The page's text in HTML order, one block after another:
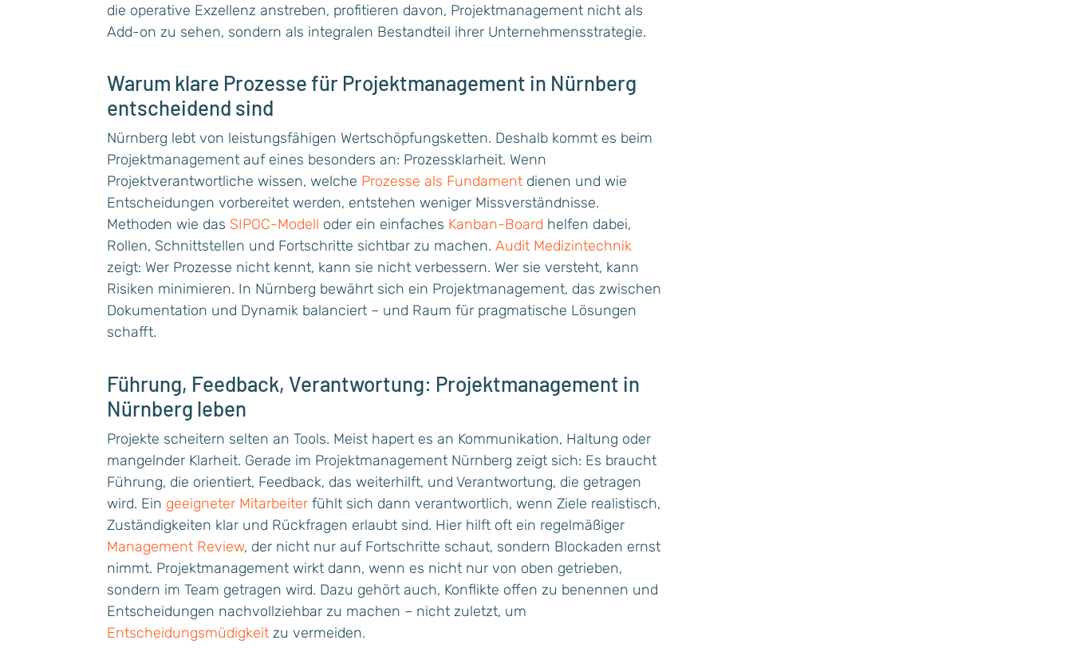
die operative Exzellenz anstreben, profitieren davon, Projektmanagement nicht als
Add-on zu sehen, sondern als integralen Bestandteil ihrer Unternehmensstrategie.
Warum klare Prozesse für Projektmanagement in Nürnberg
entscheidend sind
Nürnberg lebt von leistungsfähigen Wertschöpfungsketten. Deshalb kommt es beim
Projektmanagement auf eines besonders an: Prozessklarheit. Wenn
Projektverantwortliche wissen, welche Prozesse als Fundament dienen und wie
Entscheidungen vorbereitet werden, entstehen weniger Missverständnisse.
Methoden wie das SIPOC-Modell oder ein einfaches Kanban-Board helfen dabei,
Rollen, Schnittstellen und Fortschritte sichtbar zu machen.Audit Medizintechnik
zeigt: Wer Prozesse nicht kennt, kann sie nicht verbessern. Wer sie versteht, kann
Risiken minimieren. In Nürnberg bewährt sich ein Projektmanagement, das zwischen
Dokumentation und Dynamik balanciert – und Raum für pragmatische Lösungen
schafft.
Führung, Feedback, Verantwortung: Projektmanagement in
Nürnberg leben
Projekte scheitern selten an Tools. Meist hapert es an Kommunikation, Haltung oder
mangelnder Klarheit. Gerade im Projektmanagement Nürnberg zeigt sich: Es braucht
Führung, die orientiert, Feedback, das weiterhilft, und Verantwortung, die getragen
wird. Ein geeigneter Mitarbeiter fühlt sich dann verantwortlich, wenn Ziele realistisch,
Zuständigkeiten klar und Rückfragen erlaubt sind. Hier hilft oft ein regelmäßiger
Management Review, der nicht nur auf Fortschritte schaut, sondern Blockaden ernst
nimmt. Projektmanagement wirkt dann, wenn es nicht nur von oben getrieben,
sondern im Team getragen wird. Dazu gehört auch, Konflikte offen zu benennen und
Entscheidungen nachvollziehbar zu machen – nicht zuletzt, um
Entscheidungsmüdigkeit zu vermeiden.